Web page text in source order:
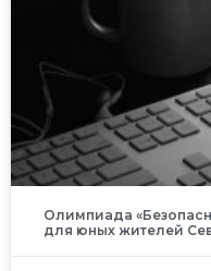
Олимпиада
для юных жителей